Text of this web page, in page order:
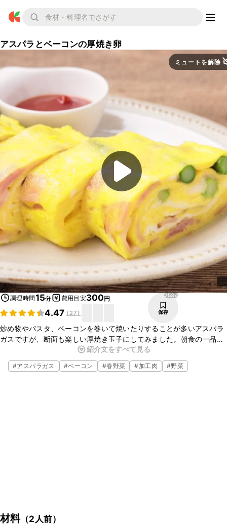
アスパラとベーコンの厚焼き卵
ミュートを解除
調理時間15分 費用目安300円
4.47 (27)
2534
保存
炒め物やパスタ、ベーコンを巻いて焼いたりすることが多いアスパラ
ガスですが、断面も楽しい厚焼き玉子にしてみました。朝食の一品に
おすすめです。彩り豊かで食卓も華やかになりますよ。ぜひお試しく
ださいね。
紹介文をすべて見る
#アスパラガス #ベーコン #春野菜 #加工肉 #野菜
材料（2人前）